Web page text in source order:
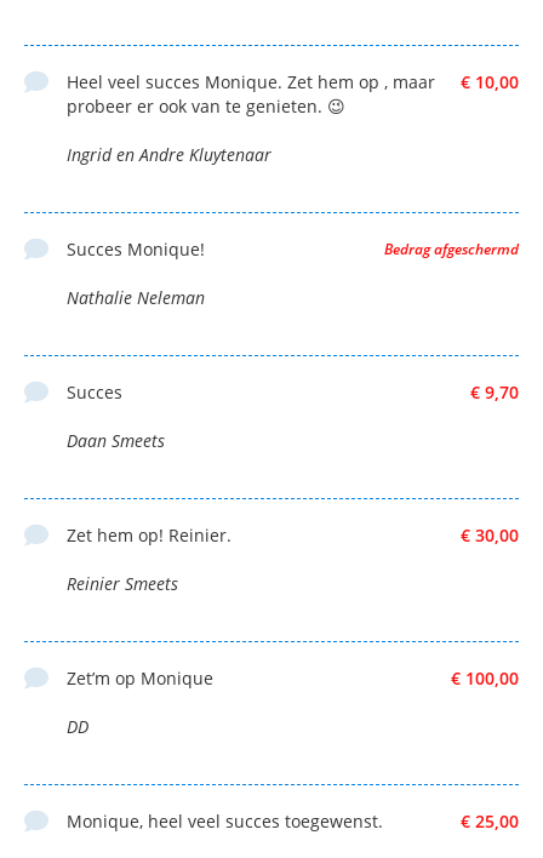
€ 10,00
Heel veel succes Monique. Zet hem op , maar
probeer er ook van te genieten. 😉
Ingrid en Andre Kluytenaar
Bedrag afgeschermd
Succes Monique!
Nathalie Neleman
€ 9,70
Succes
Daan Smeets
€ 30,00
Zet hem op! Reinier.
Reinier Smeets
€ 100,00
Zet’m op Monique
DD
€ 25,00
Monique, heel veel succes toegewenst.